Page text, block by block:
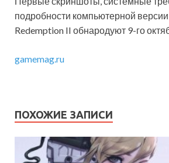
подробности компьютерной версии
Redemption II обнародуют 9-го
gamemag.ru
ПОХОЖИЕ ЗАПИСИ